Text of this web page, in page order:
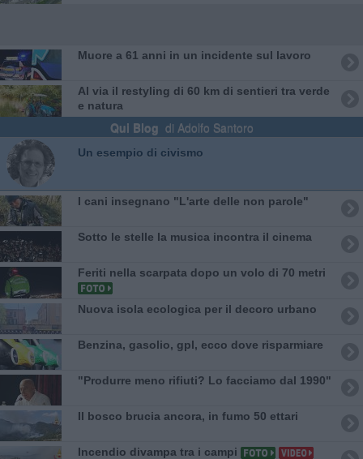
Muore a 61 anni in un incidente sul lavoro
Al via il restyling di 60 km di sentieri tra verde
e natura
Qui Blog di Adolfo Santoro
​Un esempio di civismo
I cani insegnano "L'arte delle non parole"
Sotto le stelle la musica incontra il cinema
Feriti nella scarpata dopo un volo di 70 metri
Nuova isola ecologica per il decoro urbano
​Benzina, gasolio, gpl, ecco dove risparmiare
"Produrre meno rifiuti? Lo facciamo dal 1990"
Il bosco brucia ancora, in fumo 50 ettari
Incendio divampa tra i campi